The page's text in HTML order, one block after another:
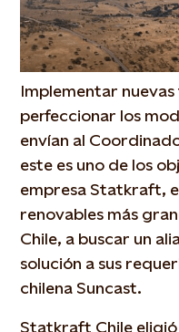
Implementar
perfeccionar los
envían al
este es uno de los
empresa Statkraft,
renovables más
Chile, a buscar un
solución a sus
chilena Suncast.
Statkraft Chile